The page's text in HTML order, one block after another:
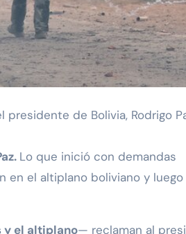
de Bolivia, Rodrigo
Lo que inició con demandas
en el altiplano boliviano y luego
y el altiplano— reclaman al